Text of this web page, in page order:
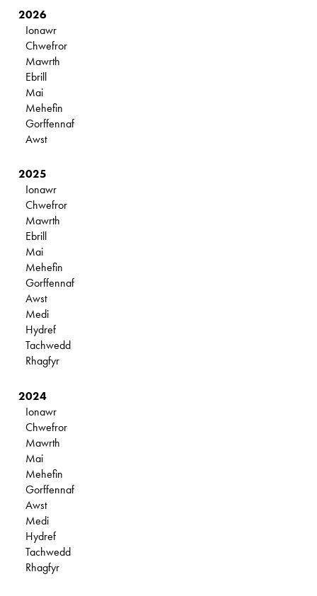
2026
Ionawr
Chwefror
Mawrth
Ebrill
Mai
Mehefin
Gorffennaf
Awst
2025
Ionawr
Chwefror
Mawrth
Ebrill
Mai
Mehefin
Gorffennaf
Awst
Medi
Hydref
Tachwedd
Rhagfyr
2024
Ionawr
Chwefror
Mawrth
Mai
Mehefin
Gorffennaf
Awst
Medi
Hydref
Tachwedd
Rhagfyr